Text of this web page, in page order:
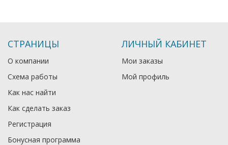
СТРАНИЦЫ
О компании
Схема работы
Как нас найти
Как сделать заказ
Регистрация
Бонусная программа
ЛИЧНЫЙ КАБИНЕТ
Мои заказы
Мой профиль